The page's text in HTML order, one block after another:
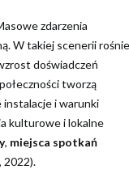
zdarzenia
W takiej scenerii rośnie
doświadczeń
tworzą
instalacje i warunki
kulturowe i lokalne
, miejsca spotkań
2022).